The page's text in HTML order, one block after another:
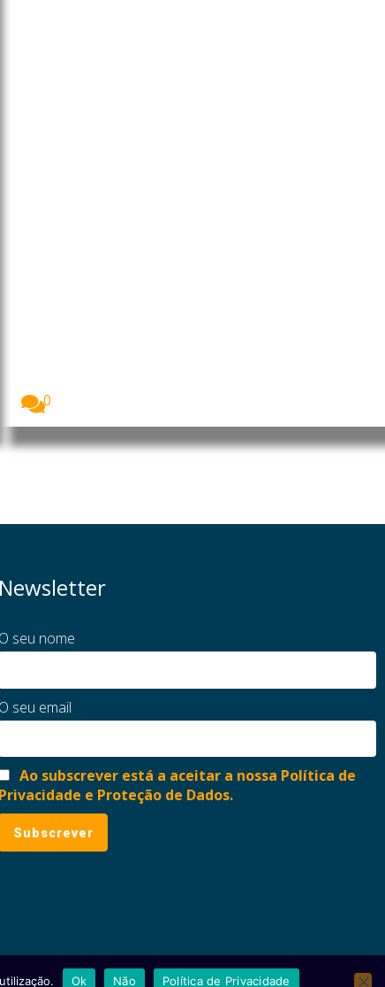
0
Newsletter
O seu nome
O seu email
Ao subscrever está a aceitar a nossa Política de
Privacidade e Proteção de Dados.
Política de Privacidade e Proteção de Dados
Ok Não Política de Privacidade